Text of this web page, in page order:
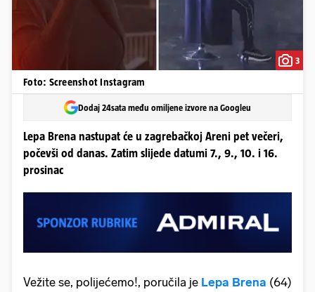
3
Foto: Screenshot Instagram
Dodaj 24sata među omiljene izvore na Googleu
Lepa Brena nastupat će u zagrebačkoj Areni pet večeri,
počevši od danas. Zatim slijede datumi 7., 9., 10. i 16.
prosinac
Vežite se, polijećemo!, poručila je Lepa Brena (64)